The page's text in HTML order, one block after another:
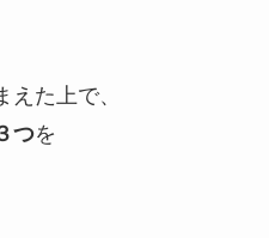
た上で、
つを